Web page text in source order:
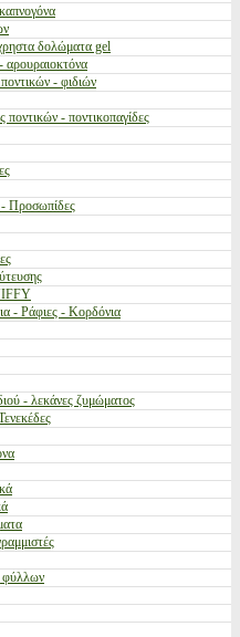
δολώματα gel
- φιδιών
- ποντικοπαγίδες
- Προσωπίδες
- Ράφιες - Κορδόνια
- λεκάνες ζυμώματος
φύλλων